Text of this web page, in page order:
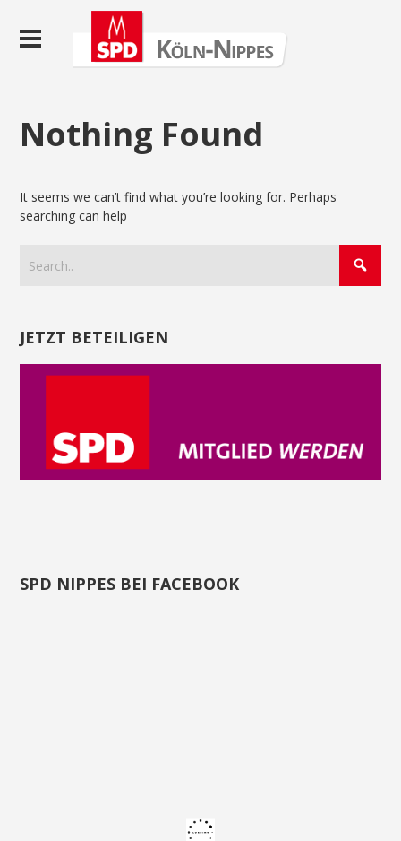
Nothing Found
It seems we can’t find what you’re looking for. Perhaps
searching can help
JETZT BETEILIGEN
SPD NIPPES BEI FACEBOOK